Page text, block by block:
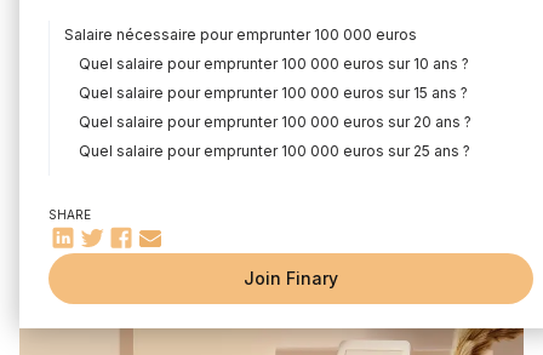
Salaire nécessaire pour emprunter 100 000 euros
Quel salaire pour emprunter 100 000 euros sur 10 ans ?
Quel salaire pour emprunter 100 000 euros sur 15 ans ?
Quel salaire pour emprunter 100 000 euros sur 20 ans ?
Quel salaire pour emprunter 100 000 euros sur 25 ans ?
Facteurs influençant la capacité d'emprunt
L'importance du taux d'endettement
Influence du taux d'intérêt et de l'assurance prêt
The impact of loan insurance
SHARE
Join Finary
€100,000?
Written byMounir Laggoune Edited byMounir Laggoune